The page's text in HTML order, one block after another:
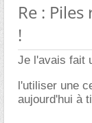
Re :
!
Je l'avais fait
l'utiliser une
aujourd'hui à